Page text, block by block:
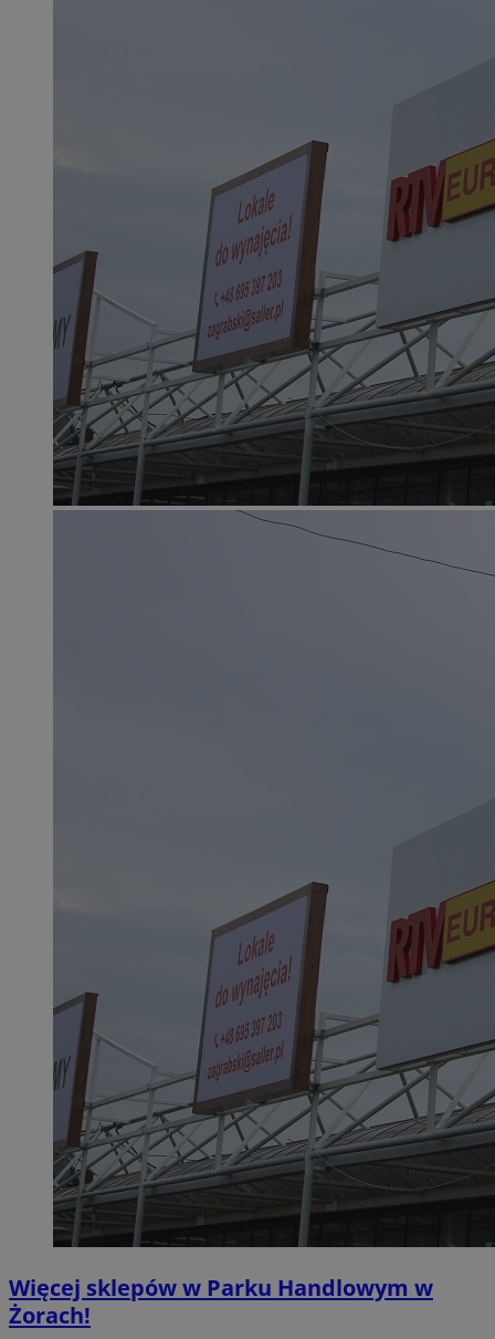
Więcej sklepów w Parku Handlowym w
Żorach!